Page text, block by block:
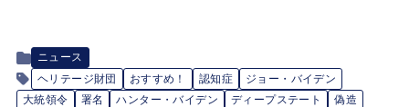
ニュース
ヘリテージ財団
おすすめ！ 認知症
ジョー・バイデン
大統領令
署名 ハンター・バイデン ディープステート
偽造